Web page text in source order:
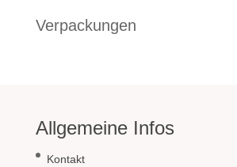
Verpackungen
Allgemeine Infos
Kontakt